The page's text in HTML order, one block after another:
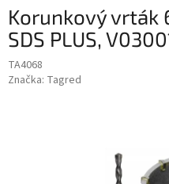
Korunkový vrták
SDS PLUS,
TA4068
Značka: Tagred